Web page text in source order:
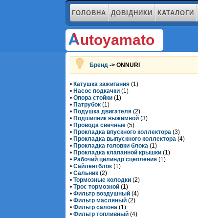
ГОЛОВНА ДОВІДНИКИ КАТАЛОГИ
utoyamato
Бренд -> ONNURI
• Катушка зажигания (1)
• Насос подкачки (1)
•Опора стойки (1)
• Патрубок (1)
• Подушка двигателя (2)
• Подшипник выжимной (3)
• Провода свечные (5)
• Прокладка впускного коллектора (3)
• Прокладка выпускного коллектора (4)
• Прокладка головки блока (1)
• Прокладка клапанной крышки (1)
• Рабочий цилиндр сцепления (1)
•Сайлентблок (1)
•Сальник (2)
•Тормозные колодки (2)
•Трос тормозной (1)
•Фильтр воздушный (4)
•Фильтр масляный (2)
•Фильтр салона (1)
•Фильтр топливный (4)